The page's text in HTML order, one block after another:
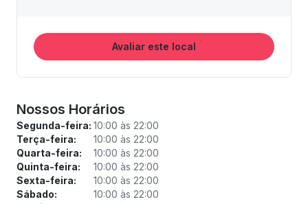
Avaliar este local
Nossos Horários
Segunda-feira: 10:00 às 22:00
Terça-feira:
10:00 às 22:00
Quarta-feira:
10:00 às 22:00
Quinta-feira:
10:00 às 22:00
Sexta-feira:
10:00 às 22:00
Sábado:
10:00 às 22:00